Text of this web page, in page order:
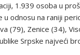
1.939 osoba u
u odnosu na raniji
(79), Zenice (34),
Srpske najveći